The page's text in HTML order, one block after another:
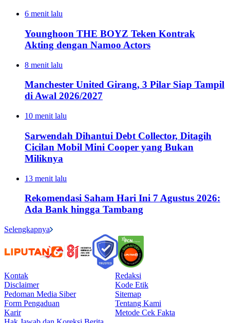
6 menit lalu
Younghoon THE BOYZ Teken Kontrak
Akting dengan Namoo Actors
8 menit lalu
Manchester United Girang, 3 Pilar Siap Tampil
di Awal 2026/2027
10 menit lalu
Sarwendah Dihantui Debt Collector, Ditagih
Cicilan Mobil Mini Cooper yang Bukan
Miliknya
13 menit lalu
Rekomendasi Saham Hari Ini 7 Agustus 2026:
Ada Bank hingga Tambang
Selengkapnya
Kontak
Redaksi
Disclaimer
Kode Etik
Pedoman Media Siber
Sitemap
Form Pengaduan
Tentang Kami
Karir
Metode Cek Fakta